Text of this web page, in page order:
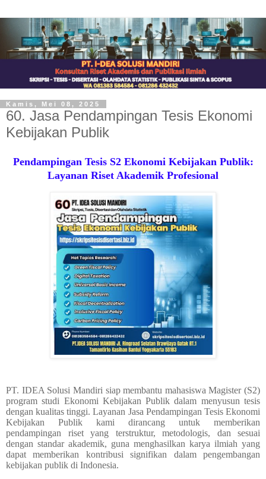
Kamis, Mei 08, 2025
60. Jasa Pendampingan Tesis Ekonomi
Kebijakan Publik
Pendampingan Tesis S2 Ekonomi Kebijakan Publik:
Layanan Riset Akademik Profesional
PT. IDEA Solusi Mandiri siap membantu mahasiswa Magister (S2)
program studi Ekonomi Kebijakan Publik dalam menyusun tesis
dengan kualitas tinggi. Layanan Jasa Pendampingan Tesis Ekonomi
Kebijakan Publik kami dirancang untuk memberikan
pendampingan riset yang terstruktur, metodologis, dan sesuai
dengan standar akademik, guna menghasilkan karya ilmiah yang
dapat memberikan kontribusi signifikan dalam pengembangan
kebijakan publik di Indonesia.